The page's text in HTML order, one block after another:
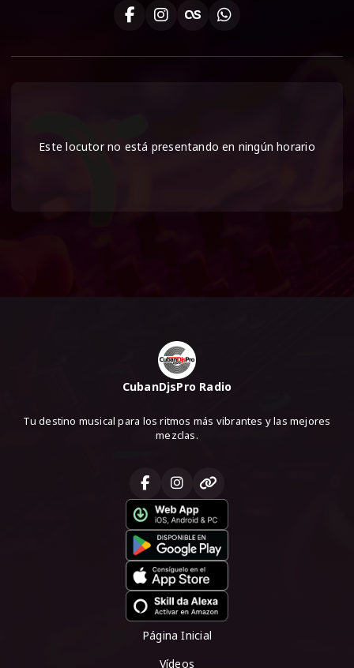
Este locutor no está presentando en ningún horario
CubanDjsPro Radio
Tu destino musical para los ritmos más vibrantes y las mejores
mezclas.
Página Inicial
Vídeos